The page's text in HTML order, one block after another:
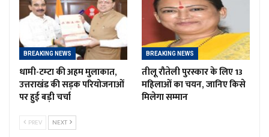
BREAKING NEWS
धामी-टम्टा की अहम मुलाकात,
उत्तराखंड की सड़क परियोजनाओं
पर हुई बड़ी चर्चा
BREAKING NEWS
तीलू रौतेली पुरस्कार के लिए 13
महिलाओं का चयन, जानिए किसे
मिलेगा सम्मान
PREV NEXT